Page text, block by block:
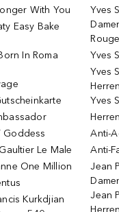
With You
Easy Bake
In Roma
Goddess
Le Male
One Million
Kurkdjian
Yves
Yves
Yves
Yves
Anti-
Anti-
Jean
Jean